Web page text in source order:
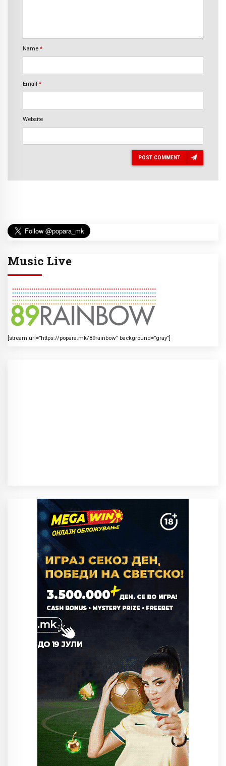
Name *
Email *
Website
POST COMMENT
Music Live
[stream url=”https://popara.mk/89rainbow” background=”gray”]